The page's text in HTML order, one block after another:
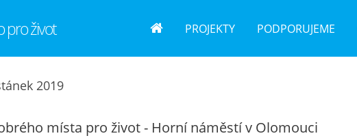
pro život PROJEKTY PODPORUJEME
2019
místa pro život - Horní náměstí v Olomouci